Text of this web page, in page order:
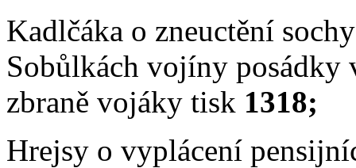
Kadlčáka o zneuctění
Sobůlkách vojíny posádky
zbraně vojáky tisk 1318;
Hrejsy o vyplácení